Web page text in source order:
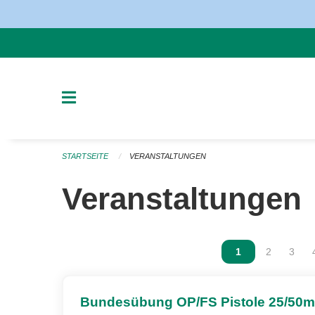
STARTSEITE VERANSTALTUNGEN
Veranstaltungen
Vous êtes sur la
1 Vous êtes
2 Vous
3
Bundesübung OP/FS Pistole 25/50m